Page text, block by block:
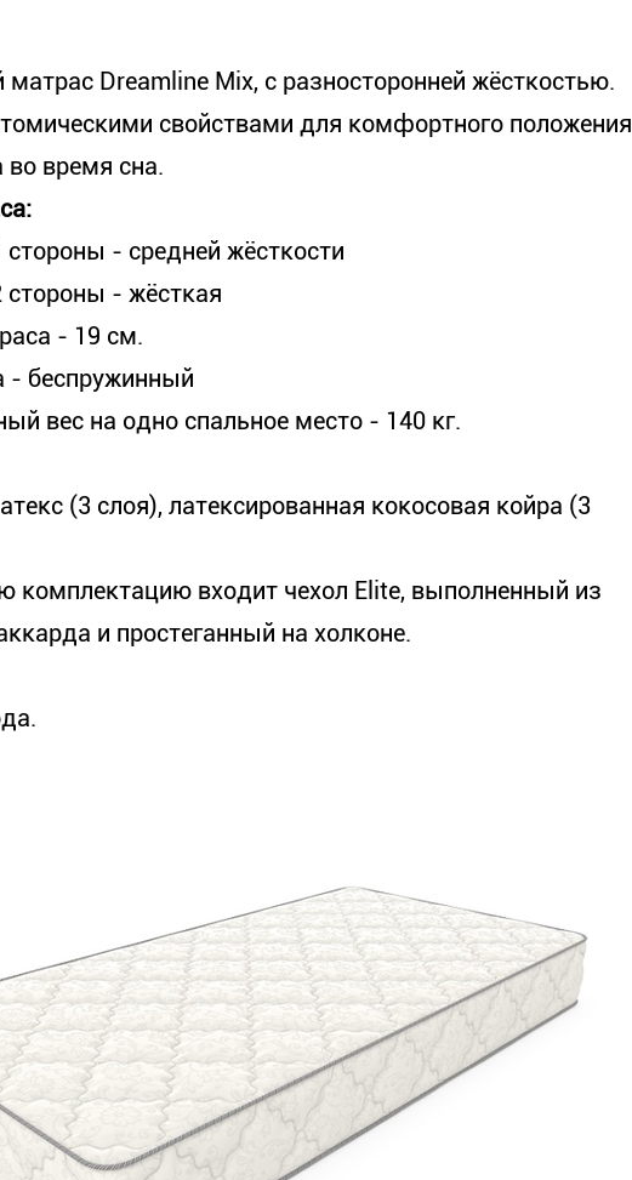
матрас Dreamline Mix, с разносторонней жёсткостью.
свойствами для комфортного положения
во время сна.
стороны - средней жёсткости
стороны - жёсткая
- 19 см.
- беспружинный
вес на одно спальное место - 140 кг.
(3 слоя), латексированная кокосовая койра (3
комплектацию входит чехол Elite, выполненный из
и простеганный на холконе.